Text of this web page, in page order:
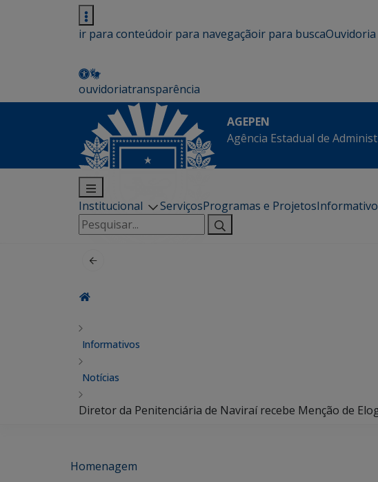
ir para conteúdoir para navegaçãoir para buscaOuvidoria
ouvidoriatransparência
AGEPEN
Agência Estadual de
Institucional ServiçosProgramas e Projetos
Pesquisar
por:
Informativos
Notícias
Diretor da Penitenciária de Naviraí recebe Menção de
Homenagem